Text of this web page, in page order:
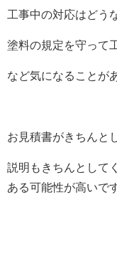
工事中の対応はどう
塗料の規定を守って
など気になることが
お見積書がきちんと
説明もきちんとして
ある可能性が高いで